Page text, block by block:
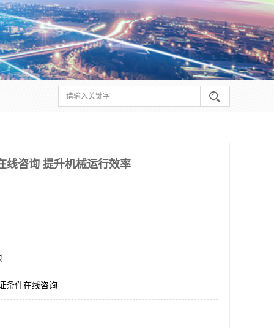
线咨询 提升机械运行效率
条件在线咨询